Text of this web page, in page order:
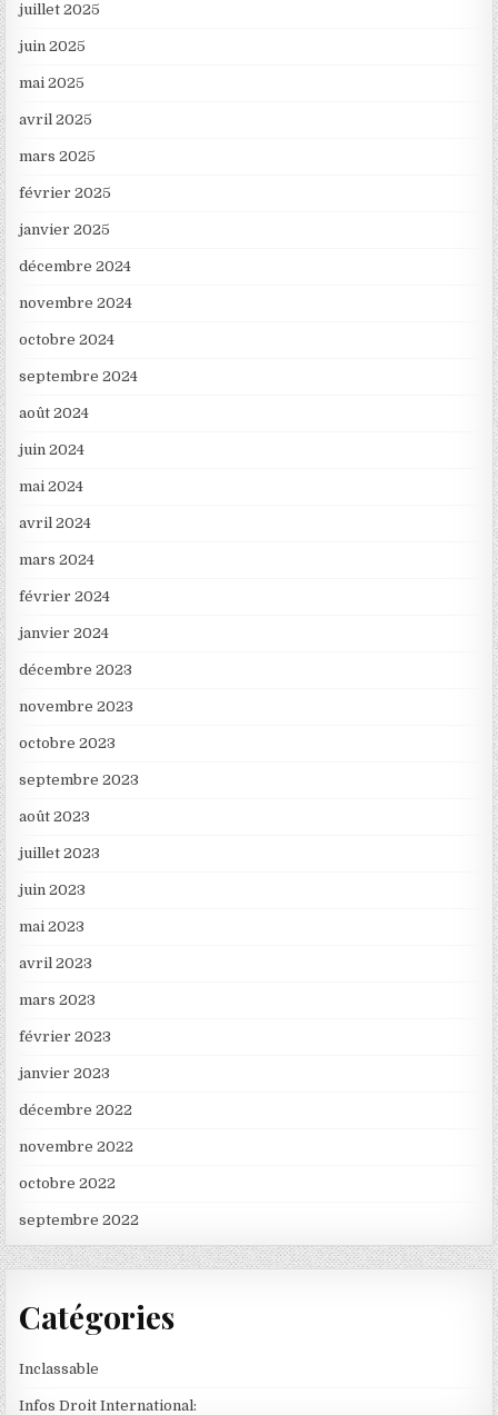
juillet 2025
juin 2025
mai 2025
avril 2025
mars 2025
février 2025
janvier 2025
décembre 2024
novembre 2024
octobre 2024
septembre 2024
août 2024
juin 2024
mai 2024
avril 2024
mars 2024
février 2024
janvier 2024
décembre 2023
novembre 2023
octobre 2023
septembre 2023
août 2023
juillet 2023
juin 2023
mai 2023
avril 2023
mars 2023
février 2023
janvier 2023
décembre 2022
novembre 2022
octobre 2022
septembre 2022
Catégories
Inclassable
Infos Droit International: